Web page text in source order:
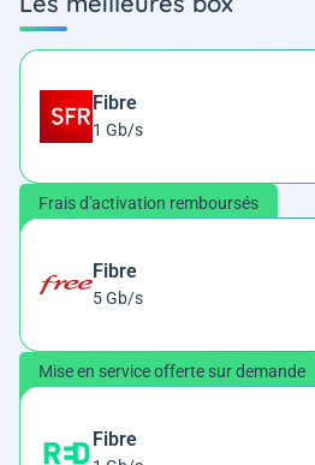
Fibre
1 Gb/s
Frais d'activation remboursés
Fibre
5 Gb/s
Mise en service offerte sur demande
Fibre